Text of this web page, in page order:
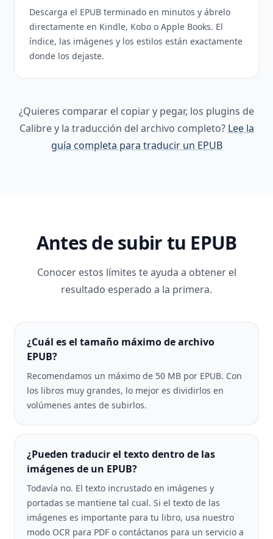
Descarga el EPUB terminado en minutos y ábrelo
directamente en Kindle, Kobo o Apple Books. El
índice, las imágenes y los estilos están exactamente
donde los dejaste.
¿Quieres comparar el copiar y pegar, los plugins de
Calibre y la traducción del archivo completo? Lee la
guía completa para traducir un EPUB
Antes de subir tu EPUB
Conocer estos límites te ayuda a obtener el
resultado esperado a la primera.
¿Cuál es el tamaño máximo de archivo
EPUB?
Recomendamos un máximo de 50 MB por EPUB. Con
los libros muy grandes, lo mejor es dividirlos en
volúmenes antes de subirlos.
¿Pueden traducir el texto dentro de las
imágenes de un EPUB?
Todavía no. El texto incrustado en imágenes y
portadas se mantiene tal cual. Si el texto de las
imágenes es importante para tu libro, usa nuestro
modo OCR para PDF o contáctanos para un servicio a